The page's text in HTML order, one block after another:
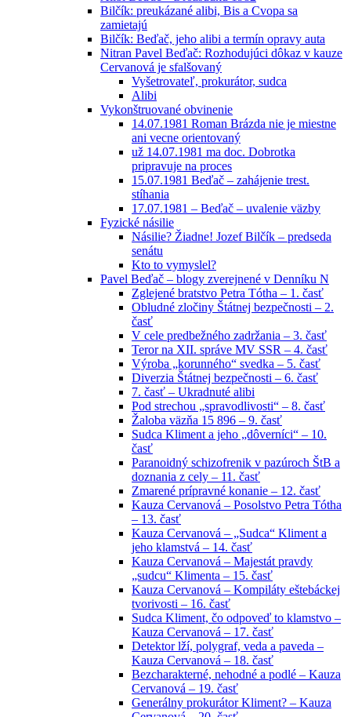
Bilčík: preukázané alibi, Bis a Cvopa sa
zamietajú
Bilčík: Beďač, jeho alibi a termín opravy auta
Nitran Pavel Beďač: Rozhodujúci dôkaz v kauze
Cervanová je sfalšovaný
Vyšetrovateľ, prokurátor, sudca
Alibi
Vykonštruované obvinenie
14.07.1981 Roman Brázda nie je miestne
ani vecne orientovaný
už 14.07.1981 ma doc. Dobrotka
pripravuje na proces
15.07.1981 Beďač – zahájenie trest.
stíhania
17.07.1981 – Beďač – uvalenie väzby
Fyzické násilie
Násilie? Žiadne! Jozef Bilčík – predseda
senátu
Kto to vymyslel?
Pavel Beďač – blogy zverejnené v Denníku N
Zglejené bratstvo Petra Tótha – 1. časť
Obludné zločiny Štátnej bezpečnosti – 2.
časť
V cele predbežného zadržania – 3. časť
Teror na XII. správe MV SSR – 4. časť
Výroba „korunného“ svedka – 5. časť
Diverzia Štátnej bezpečnosti – 6. časť
7. časť – Ukradnuté alibi
Pod strechou „spravodlivosti“ – 8. časť
Žaloba väzňa 15 896 – 9. časť
Sudca Kliment a jeho „dôverníci“ – 10.
časť
Paranoidný schizofrenik v pazúroch ŠtB a
doznania z cely – 11. časť
Zmarené prípravné konanie – 12. časť
Kauza Cervanová – Posolstvo Petra Tótha
– 13. časť
Kauza Cervanová – „Sudca“ Kliment a
jeho klamstvá – 14. časť
Kauza Cervanová – Majestát pravdy
„sudcu“ Klimenta – 15. časť
Kauza Cervanová – Kompiláty eštebáckej
tvorivosti – 16. časť
Sudca Kliment, čo odpoveď to klamstvo –
Kauza Cervanová – 17. časť
Detektor lží, polygraf, veda a paveda –
Kauza Cervanová – 18. časť
Bezcharakterné, nehodné a podlé – Kauza
Cervanová – 19. časť
Generálny prokurátor Kliment? – Kauza